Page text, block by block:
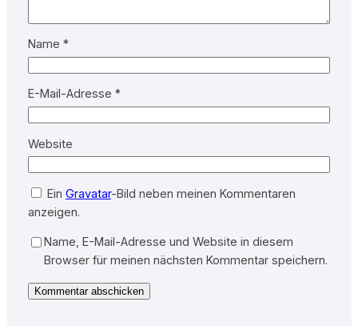
Name *
E-Mail-Adresse *
Website
Ein Gravatar-Bild neben meinen Kommentaren
anzeigen.
Name, E-Mail-Adresse und Website in diesem
Browser für meinen nächsten Kommentar speichern.